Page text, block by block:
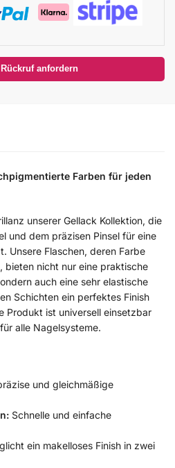
anfordern
Farben für jeden
unserer Gellack Kollektion, die
und dem präzisen Pinsel für eine
Unsere Flaschen, deren Farbe
nicht nur eine praktische
auch eine sehr elastische
Schichten ein perfektes Finish
Produkt ist universell einsetzbar
alle Nagelsysteme.
und gleichmäßige
Schnelle und einfache
ein makelloses Finish in zwei